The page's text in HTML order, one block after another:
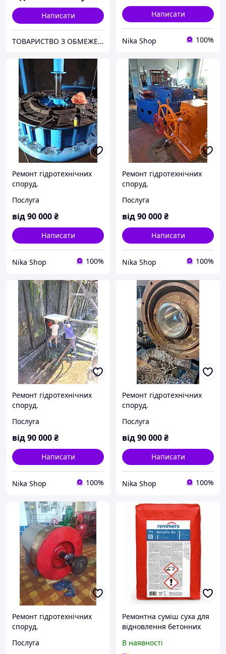
Написати
ТОВАРИСТВО З ОБМЕЖЕНОЮ ВІДПОВІДАЛЬНІСТЮ "ТРУБІЖВОДЕКСПЛУАТАЦІЯ"
Написати
Nika Shop 100%
Ремонт гідротехнічних
споруд.
Послуга
від90 000₴
Написати
Nika Shop 100%
Ремонт гідротехнічних
споруд.
Послуга
від90 000₴
Написати
Nika Shop 100%
Ремонт гідротехнічних
споруд.
Послуга
від90 000₴
Написати
Nika Shop 100%
Ремонт гідротехнічних
споруд.
Послуга
від90 000₴
Написати
Nika Shop 100%
Ремонт гідротехнічних
споруд.
Послуга
Ремонтна суміш суха для
відновлення бетонних
Remmers Betofix R4 25 кг
В наявності